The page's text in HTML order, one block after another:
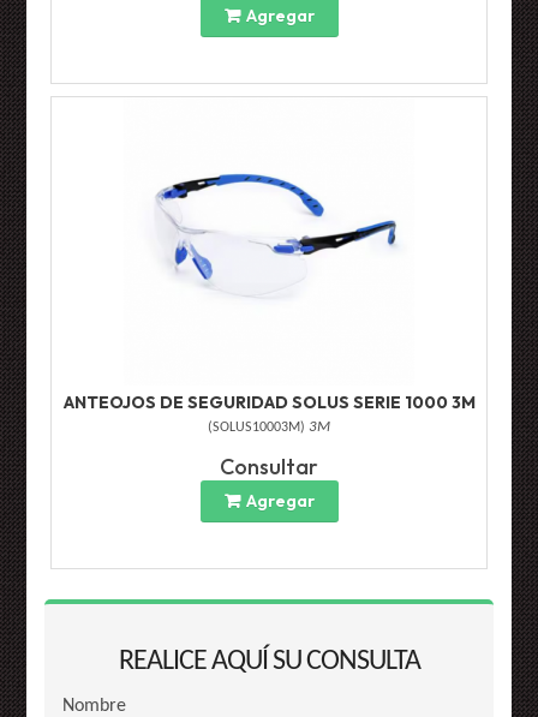
Agregar
ANTEOJOS DE SEGURIDAD SOLUS SERIE 1000 3M
(SOLUS10003M) 3M
Consultar
Agregar
REALICE AQUÍ SU CONSULTA
Nombre